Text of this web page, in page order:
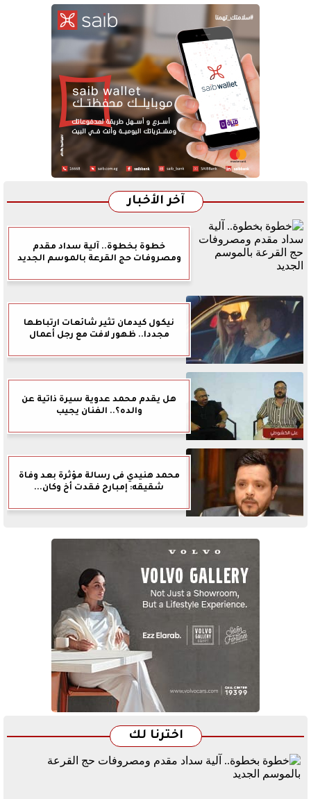
آخر الأخبار
خطوة بخطوة.. آلية سداد مقدم
ومصروفات حج القرعة بالموسم الجديد
نيكول كيدمان تثير شائعات ارتباطها
مجددا.. ظهور لافت مع رجل أعمال
هل يقدم محمد عدوية سيرة ذاتية عن
والده؟.. الفنان يجيب
محمد هنيدي فى رسالة مؤثرة بعد وفاة
شقيقه: إمبارح فقدت أخ وكان...
اخترنا لك